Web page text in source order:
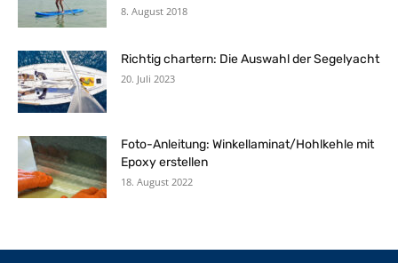
8. August 2018
Richtig chartern: Die Auswahl der Segelyacht
20. Juli 2023
Foto-Anleitung: Winkellaminat/Hohlkehle mit
Epoxy erstellen
18. August 2022